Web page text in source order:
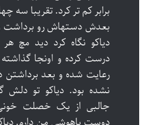
برابر کم تر کرد. تقریبا سه
بعدش دستهاش رو
دیاکو نگاه کرد دید مچ
درست کرده و اونجا
رعایت شده و بعد
نشده بود. دیاکو تو
جالبی از یک خصلت